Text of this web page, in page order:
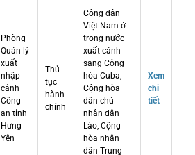
Phòng
Quản lý
xuất
nhập
cảnh
Công
an tỉnh
Hưng
Yên
Thủ
tục
hành
chính
Công dân
Việt Nam ở
trong nước
xuất cảnh
sang Cộng
hòa Cuba,
Cộng hòa
dân chủ
nhân dân
Lào, Cộng
hòa nhân
dân Trung
Xem
chi
tiết